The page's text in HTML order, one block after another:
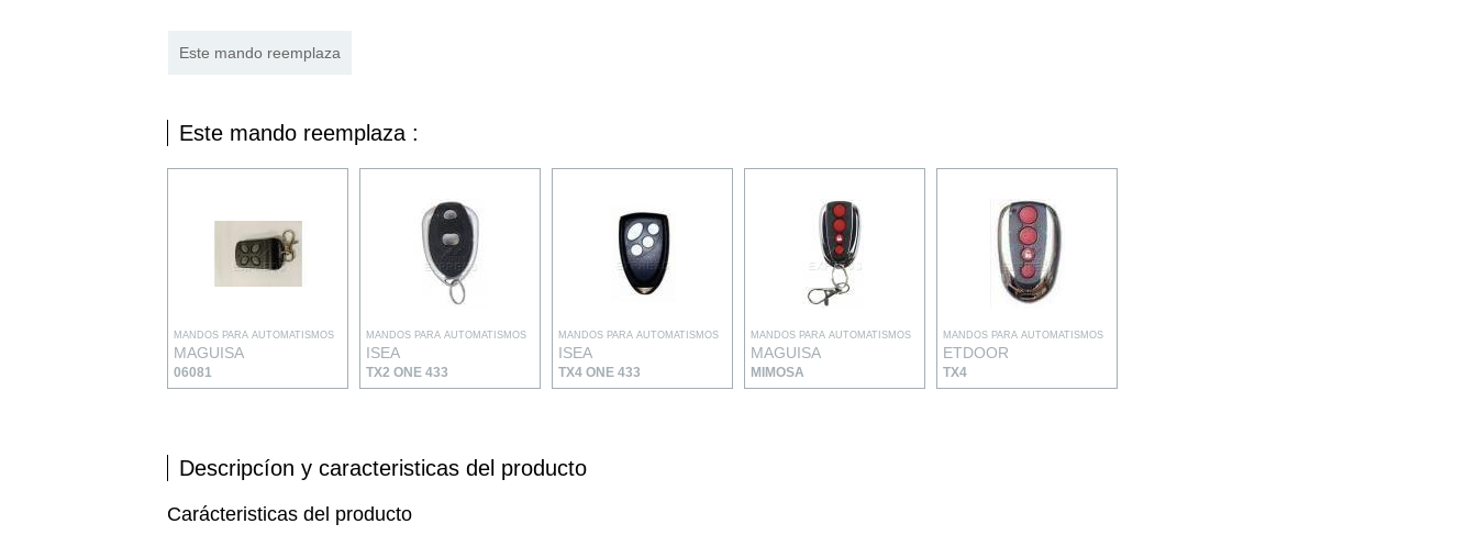
Este mando reemplaza
Este mando reemplaza :
MANDOS PARA AUTOMATISMOS
MAGUISA
06081
MANDOS PARA AUTOMATISMOS
ISEA
TX2 ONE 433
MANDOS PARA AUTOMATISMOS
ISEA
TX4 ONE 433
MANDOS PARA AUTOMATISMOS
MAGUISA
MIMOSA
MANDOS PARA AUTOMATISMOS
ETDOOR
TX4
Descripcíon y caracteristicas del producto
Carácteristicas del producto